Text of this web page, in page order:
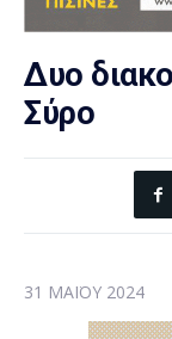
Δυο
Σύρο
31 ΜΑΪ́ΟΥ 2024